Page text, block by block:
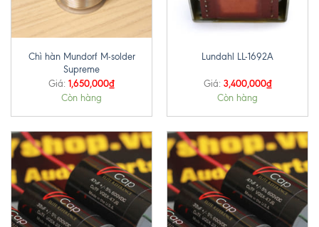
Chì hàn Mundorf M-solder
Supreme
Giá: 1,650,000₫
Còn hàng
Lundahl LL-1692A
Giá: 3,400,000₫
Còn hàng